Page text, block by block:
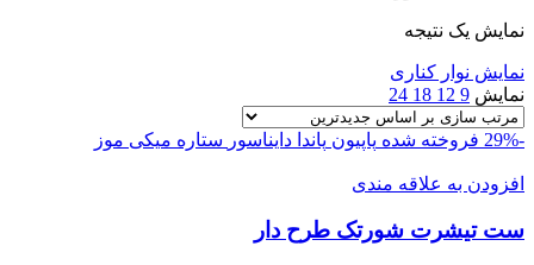
نمایش یک نتیجه
نمایش نوار کناری
نمایش 9
12
18
24
-29% فروخته شده پاپیون پاندا دایناسور ستاره میکی موز
افزودن به علاقه مندی
ست تيشرت شورتک طرح دار